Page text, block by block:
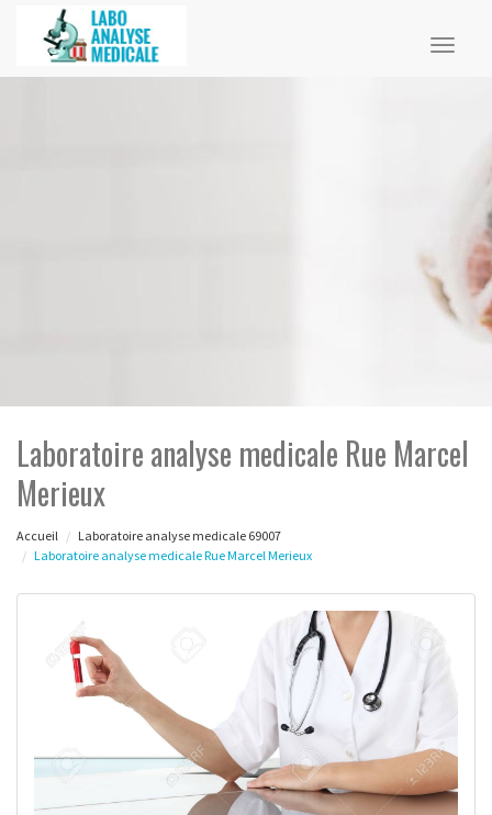
Laboratoire analyse medicale Rue Marcel
Merieux
Accueil
Laboratoire analyse medicale 69007
Laboratoire analyse medicale Rue Marcel Merieux